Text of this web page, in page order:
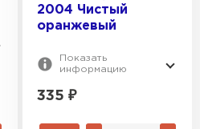
2004 Чистый
оранжевый
Показать
информацию
335 ₽